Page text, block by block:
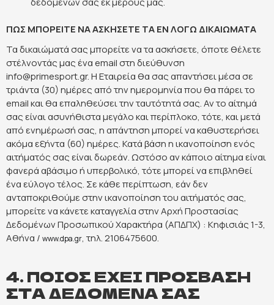
ΠΩΣ ΜΠΟΡΕΙΤΕ ΝΑ ΑΣΚΗΣΕΤΕ ΤΑ ΕΝ ΛΟΓΩ ΔΙΚΑΙΩΜΑΤΑ
Τα δικαιώματά σας μπορείτε να τα ασκήσετε, όποτε θέλετε
στέλνοντάς μας ένα email στη διεύθυνση
info@primesport.gr. Η Εταιρεία θα σας απαντήσει μέσα σε
τριάντα (30) ημέρες από την ημερομηνία που θα πάρει το
email και θα επαληθεύσει την ταυτότητά σας. Αν το αίτημά
σας είναι ασυνήθιστα μεγάλο και περίπλοκο, τότε, και μετά
από ενημέρωσή σας, η απάντηση μπορεί να καθυστερήσει
ακόμα εξήντα (60) ημέρες. Κατά βάση η ικανοποίηση ενός
αιτήματός σας είναι δωρεάν. Ωστόσο αν κάποιο αίτημα είναι
φανερά αβάσιμο ή υπερβολικό, τότε μπορεί να επιβληθεί
ένα εύλογο τέλος. Σε κάθε περίπτωση, εάν δεν
ανταποκριθούμε στην ικανοποίηση του αιτήματός σας,
μπορείτε να κάνετε καταγγελία στην Αρχή Προστασίας
Δεδομένων Προσωπικού Χαρακτήρα (ΑΠΔΠΧ) : Κηφισιάς 1-3,
Αθήνα / www.dpa.gr, τηλ. 2106475600.
4. ΠΟΙΟΣ ΕΧΕΙ ΠΡΟΣΒΑΣΗ
ΣΤΑ ΔΕΔΟΜΕΝΑ ΣΑΣ